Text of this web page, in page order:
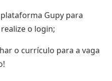
Gupy para
o login;
o currículo para a vaga